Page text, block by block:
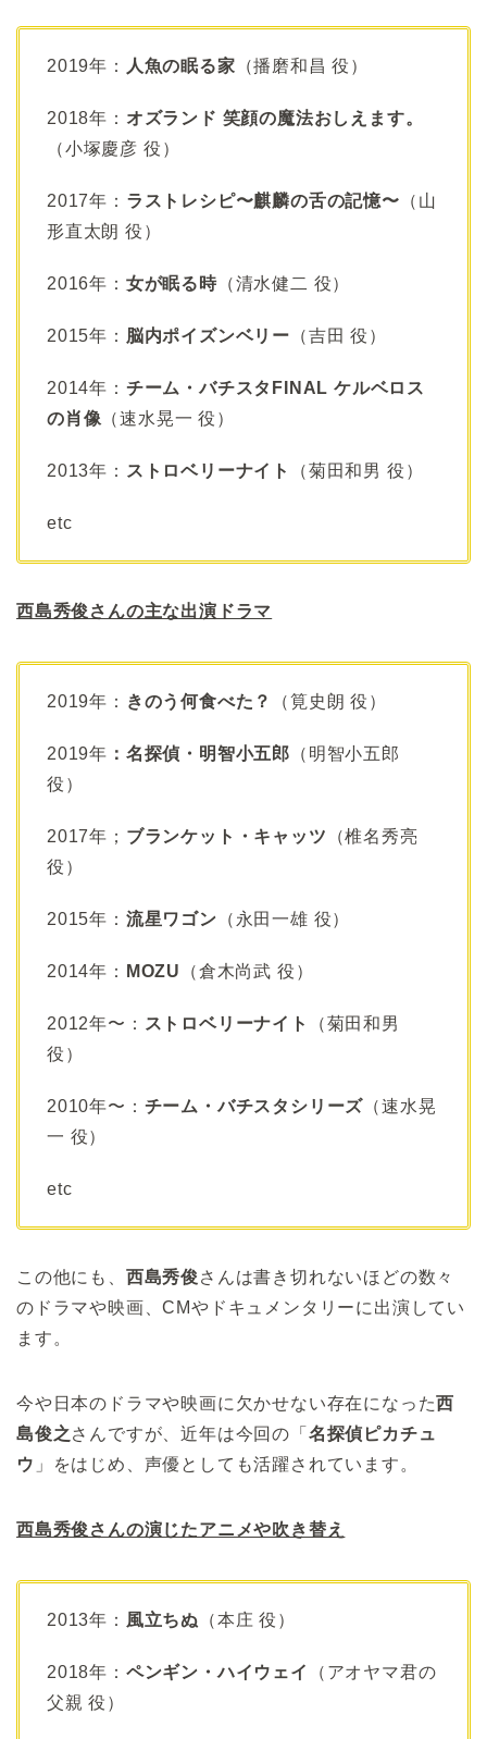
2019年： 人魚の眠る家 （播磨和昌 役）
2018年： オズランド 笑顔の魔法おしえます。
（小塚慶彦 役）
2017年： ラストレシピ〜麒麟の舌の記憶〜 （山
形直太朗 役）
2016年： 女が眠る時（清水健二 役）
2015年： 脳内ポイズンベリー （吉田 役）
2014年： チーム・バチスタFINAL ケルベロス
の肖像 （速水晃一 役）
2013年： ストロベリーナイト （菊田和男 役）
etc
西島秀俊さんの主な出演ドラマ
2019年： きのう何食べた？ （筧史朗 役）
2019年 ：名探偵・明智小五郎 （明智小五郎
役）
2017年； ブランケット・キャッツ （椎名秀亮
役）
2015年： 流星ワゴン （永田一雄 役）
2014年： MOZU （倉木尚武 役）
2012年〜： ストロベリーナイト
（菊田和男
役）
2010年〜： チーム・バチスタシリーズ （速水晃
一 役）
etc
この他にも、 西島秀俊 さんは書き切れないほどの数々
のドラマや映画、CMやドキュメンタリーに出演してい
ます。
今や日本のドラマや映画に欠かせない存在になった西
島俊之さんですが、近年は今回の「 名探偵ピカチュ
ウ 」をはじめ、声優としても活躍されています。
西島秀俊さんの演じたアニメや吹き替え
2013年： 風立ちぬ （本庄 役）
2018年： ペンギン・ハイウェイ
（アオヤマ君の
父親 役）